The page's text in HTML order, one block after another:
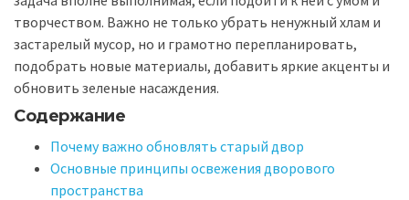
творчеством. Важно не только убрать ненужный хлам и
застарелый мусор, но и грамотно перепланировать,
подобрать новые материалы, добавить яркие акценты и
обновить зеленые насаждения.
Содержание
Почему важно обновлять старый двор
Основные принципы освежения дворового
пространства